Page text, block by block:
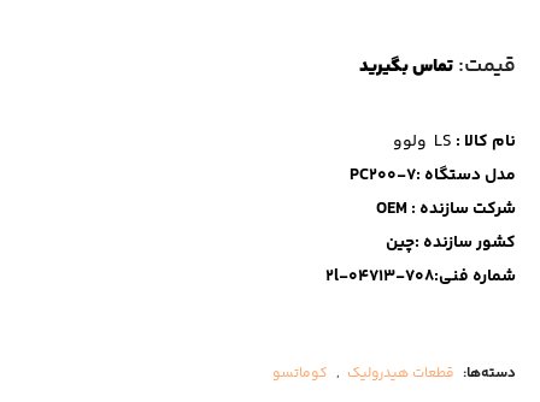
قیمت: تماس بگیرید
نام کالا :
مدل دستگاه :PC200-7
شرکت سازنده : OEM
کشور سازنده :چین
شماره فنی:708-2l-04713
دسته‌ها: قطعات هیدرولیک , کوماتسو